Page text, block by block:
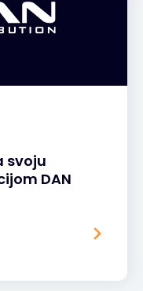
svoju
DAN